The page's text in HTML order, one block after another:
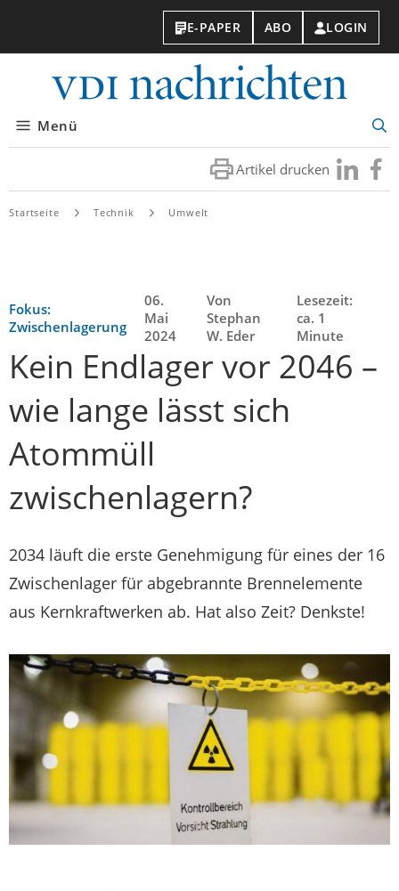
E-PAPER ABO LOGIN
Menü
Artikel drucken Besuchen
Sie
Sie
Startseite Technik Umwelt
Fokus:
Zwischenlagerung
06.
Mai
2024
Von
Stephan
W. Eder
Lesezeit:
ca. 1
Minute
Kein Endlager vor 2046 –
wie lange lässt sich
Atommüll
zwischenlagern?
2034 läuft die erste Genehmigung für eines der 16
Zwischenlager für abgebrannte Brennelemente
aus Kernkraftwerken ab. Hat also Zeit? Denkste!